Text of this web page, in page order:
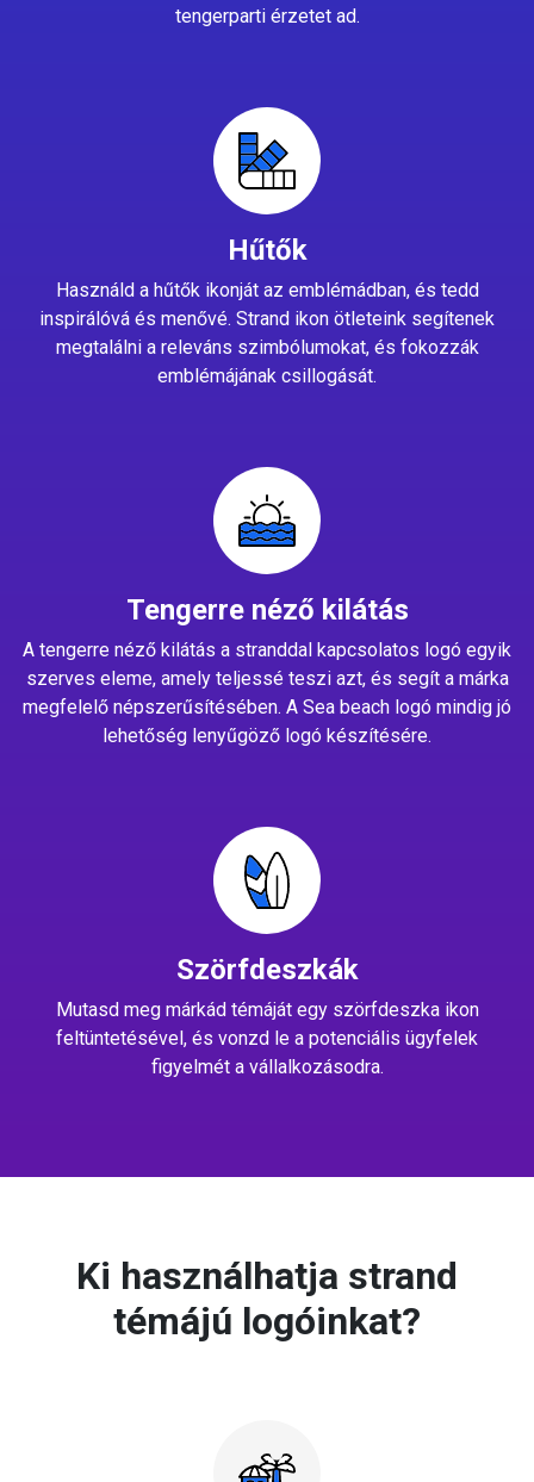
tengerparti érzetet ad.
Hűtők
Használd a hűtők ikonját az emblémádban, és tedd
inspirálóvá és menővé. Strand ikon ötleteink segítenek
megtalálni a releváns szimbólumokat, és fokozzák
emblémájának csillogását.
Tengerre néző kilátás
A tengerre néző kilátás a stranddal kapcsolatos logó egyik
szerves eleme, amely teljessé teszi azt, és segít a márka
megfelelő népszerűsítésében. A Sea beach logó mindig jó
lehetőség lenyűgöző logó készítésére.
Szörfdeszkák
Mutasd meg márkád témáját egy szörfdeszka ikon
feltüntetésével, és vonzd le a potenciális ügyfelek
figyelmét a vállalkozásodra.
Ki használhatja strand
témájú logóinkat?